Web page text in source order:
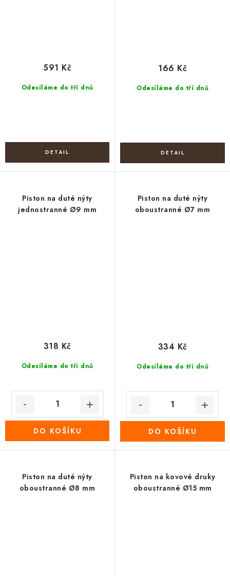
Odesíláme do tří dnů
591 Kč
Odesíláme do tří dnů
166 Kč
Piston na duté nýty
jednostranné Ø9 mm
Odesíláme do tří dnů
318 Kč
DO KOŠÍKU
Piston na duté nýty
oboustranné Ø7 mm
Odesíláme do tří dnů
334 Kč
DO KOŠÍKU
Piston na duté nýty
oboustranné Ø8 mm
Piston na kovové druky
oboustranné Ø15 mm